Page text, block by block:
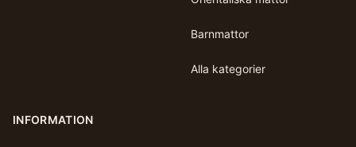
Barnmattor
Alla kategorier
INFORMATION